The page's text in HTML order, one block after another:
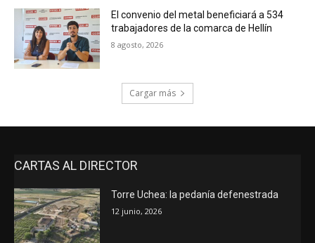
El convenio del metal beneficiará a 534
trabajadores de la comarca de Hellín
8 agosto, 2026
Cargar más
CARTAS AL DIRECTOR
Torre Uchea: la pedanía defenestrada
12 junio, 2026